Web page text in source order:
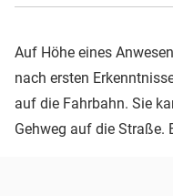
Auf Höhe eines
nach ersten
auf die Fahrbahn. Sie
Gehweg auf die Straße.